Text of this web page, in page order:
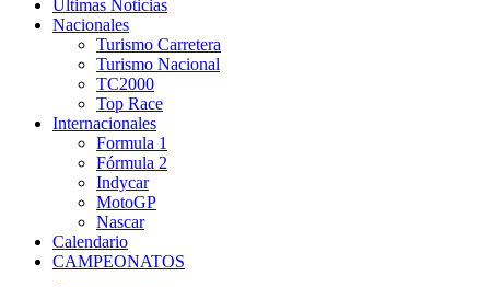
Últimas Noticias
Nacionales
Turismo Carretera
Turismo Nacional
TC2000
Top Race
Internacionales
Formula 1
Fórmula 2
Indycar
MotoGP
Nascar
Calendario
CAMPEONATOS